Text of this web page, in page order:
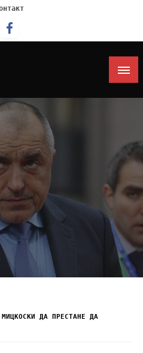
ДА ПРЕСТАНЕ ДА